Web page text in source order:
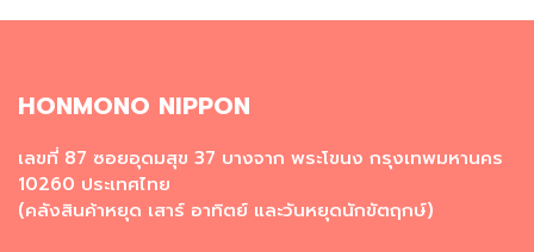
HONMONO NIPPON
เลขที่ 87 ซอยอุดมสุข 37 บางจาก พระโขนง กรุงเทพมหานคร
10260 ประเทศไทย
(คลังสินค้าหยุด เสาร์ อาทิตย์ และวันหยุดนักขัตฤกษ์)